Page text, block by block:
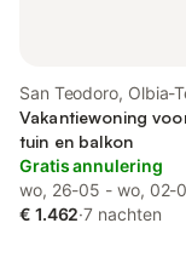
San Teodoro, Olbia-
Vakantiewoning
tuin en balkon
Gratis annulering
wo, 26-05 - wo, 02-
€ 1.462·7 nachten